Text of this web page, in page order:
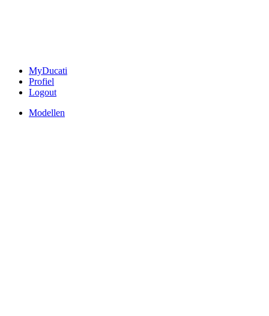
MyDucati
Profiel
Logout
Modellen